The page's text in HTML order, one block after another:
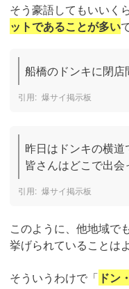
そう豪語してもいいくら
ットであることが多い
船橋のドンキに閉
爆サイ掲示板
昨日はドンキの横
皆さんはどこで出会
爆サイ掲示板
このように、他地域で
挙げられていることは
そういうわけで「 ドン